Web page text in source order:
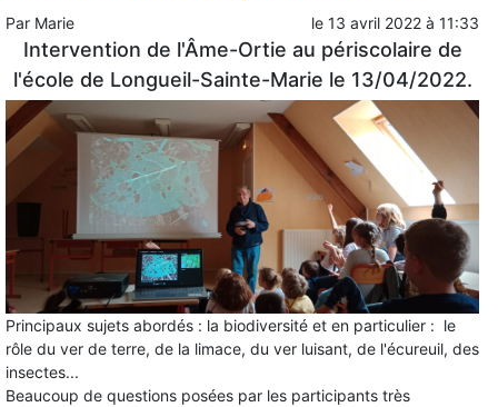
Par Marie le 13 avril 2022 à 11:33
Intervention de l'Âme-Ortie au périscolaire de
l'école de Longueil-Sainte-Marie le 13/04/2022.
Principaux sujets abordés : la biodiversité et en particulier : le
rôle du ver de terre, de la limace, du ver luisant, de l'écureuil, des
insectes...
Beaucoup de questions posées par les participants très